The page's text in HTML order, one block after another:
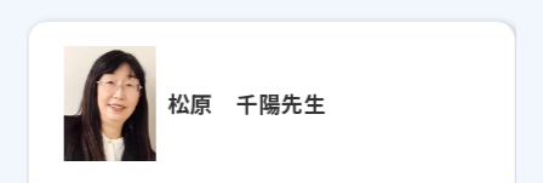
寧に教えてくれるから、効率良く成績アップを目指せま
さらに、授業日以外も利用できる「自習スペース」
要科目の対策ができる
松原 千陽先生